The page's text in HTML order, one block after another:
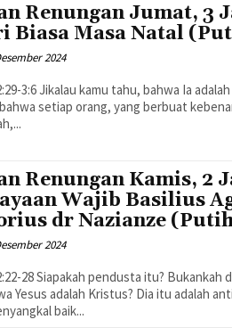
Renungan Jumat, 3
Biasa Masa Natal
2024
adalah benar, kamu
setiap orang, yang berbuat
Renungan Kamis, 2
Wajib Basilius
dr Nazianze
2024
dia yang
Yesus adalah Kristus? Dia itu adalah
baik...